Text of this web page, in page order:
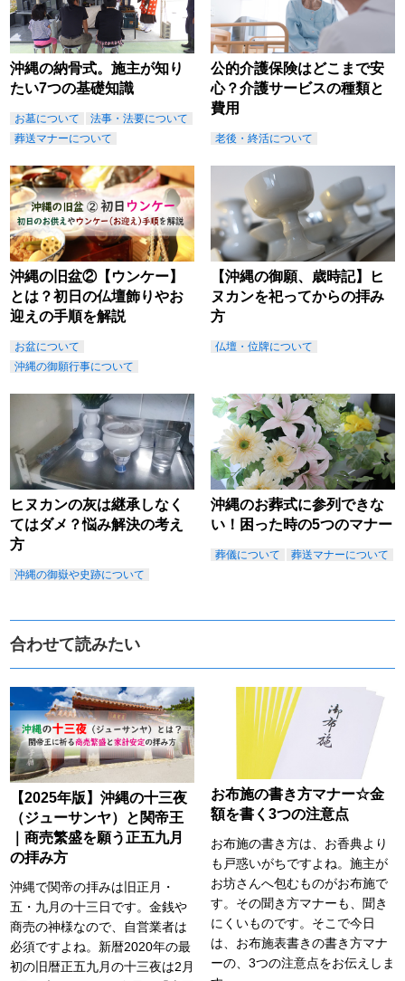
沖縄の納骨式。施主が知り
たい7つの基礎知識
お墓について
法事・法要について
葬送マナーについて
公的介護保険はどこまで安
心？介護サービスの種類と
費用
老後・終活について
沖縄の旧盆②【ウンケー】
とは？初日の仏壇飾りやお
迎えの手順を解説
お盆について
沖縄の御願行事について
【沖縄の御願、歳時記】ヒ
ヌカンを祀ってからの拝み
方
仏壇・位牌について
ヒヌカンの灰は継承しなく
てはダメ？悩み解決の考え
方
沖縄の御嶽や史跡について
沖縄のお葬式に参列できな
い！困った時の5つのマナー
葬儀について 葬送マナーについて
合わせて読みたい
【2025年版】沖縄の十三夜
（ジューサンヤ）と関帝王
｜商売繁盛を願う正五九月
の拝み方
沖縄で関帝の拝みは旧正月・
五・九月の十三日です。金銭や
商売の神様なので、自営業者は
必須ですよね。新暦2020年の最
初の旧暦正五九月の十三夜は2月
お布施の書き方マナー☆金
額を書く3つの注意点
お布施の書き方は、お香典より
も戸惑いがちですよね。施主が
お坊さんへ包むものがお布施で
す。その聞き方マナーも、聞き
にくいものです。そこで今日
は、お布施表書きの書き方マナ
ーの、3つの注意点をお伝えしま